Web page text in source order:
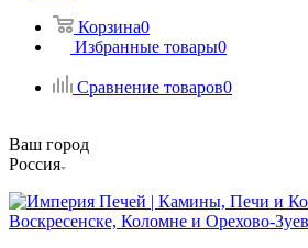
Корзина0
Избранные товары0
Сравнение товаров0
Ваш город
Россия